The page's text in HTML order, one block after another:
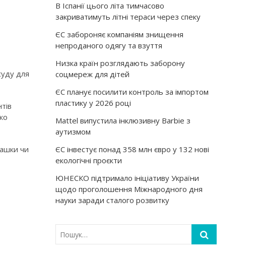
для
чи
В Іспанії цього літа тимчасово
закриватимуть літні тераси через спеку
ЄС забороняє компаніям знищення
непроданого одягу та взуття
Низка країн розглядають заборону
соцмереж для дітей
ЄС планує посилити контроль за імпортом
пластику у 2026 році
Mattel випустила інклюзивну Barbie з
аутизмом
ЄС інвестує понад 358 млн євро у 132 нові
екологічні проєкти
ЮНЕСКО підтримало ініціативу України
щодо проголошення Міжнародного дня
науки заради сталого розвитку